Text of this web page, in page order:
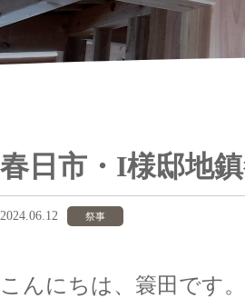
春日市・I様邸地
2024.06.12 祭事
こんにちは、簑田です。